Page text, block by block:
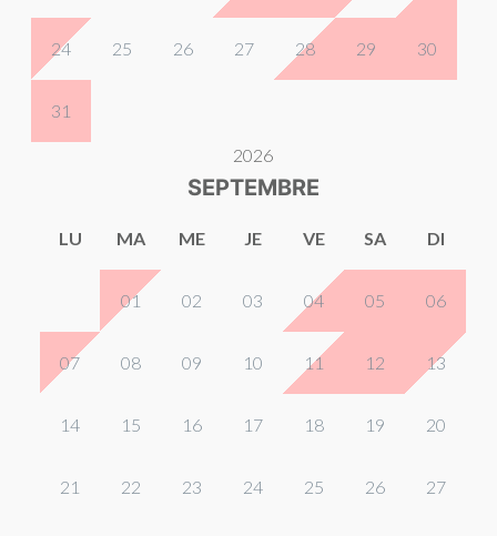
24 25 26 27 28 29 30
31
2026
SEPTEMBRE
LU MA ME JE VE SA DI
01 02 03 04 05 06
07 08 09 10 11 12 13
14 15 16 17 18 19 20
21 22 23 24 25 26 27